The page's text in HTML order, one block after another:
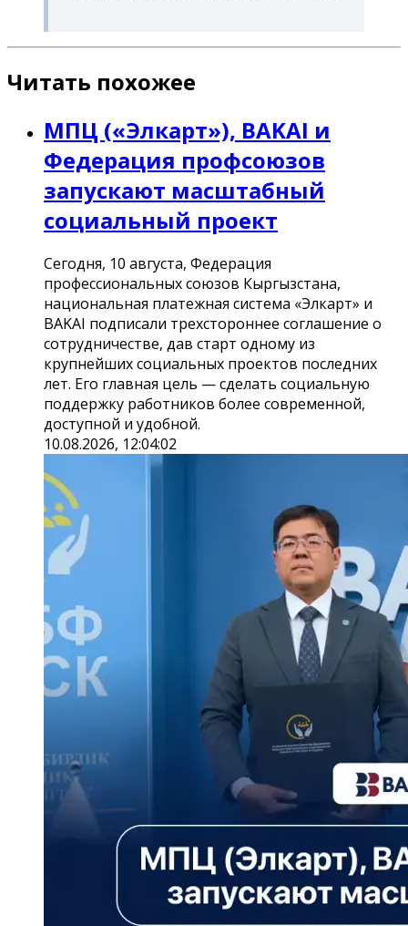
Читать похожее
МПЦ («Элкарт»), BAKAI и
Федерация профсоюзов
запускают масштабный
социальный проект
Сегодня, 10 августа, Федерация
профессиональных союзов Кыргызстана,
национальная платежная система «Элкарт» и
BAKAI подписали трехстороннее соглашение о
сотрудничестве, дав старт одному из
крупнейших социальных проектов последних
лет. Его главная цель — сделать социальную
поддержку работников более современной,
доступной и удобной.
10.08.2026, 12:04:02